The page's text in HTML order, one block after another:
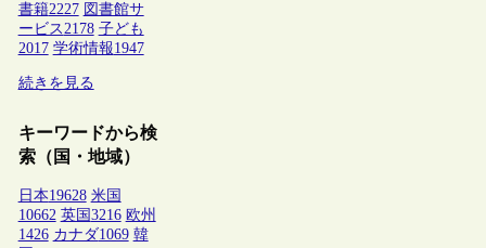
書籍2227 図書館サ
ービス2178 子ども
2017 学術情報1947
続きを見る
キーワードから検
索（国・地域）
日本19628 米国
10662 英国 3216 欧州
1426 カナダ1069 韓